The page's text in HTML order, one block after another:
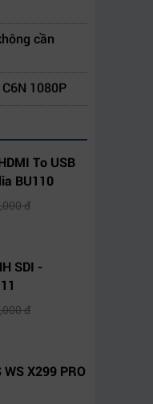
cần
1080P
To USB
BU110
đ
SDI -
đ
X299 PRO